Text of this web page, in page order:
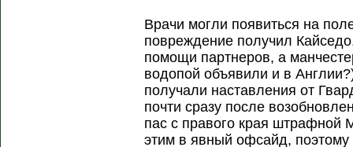
Врачи могли появиться на
повреждение получил
помощи партнеров, а
водопой объявили и в
получали наставления от
почти сразу после
пас с правого края штрафной
этим в явный офсайд,